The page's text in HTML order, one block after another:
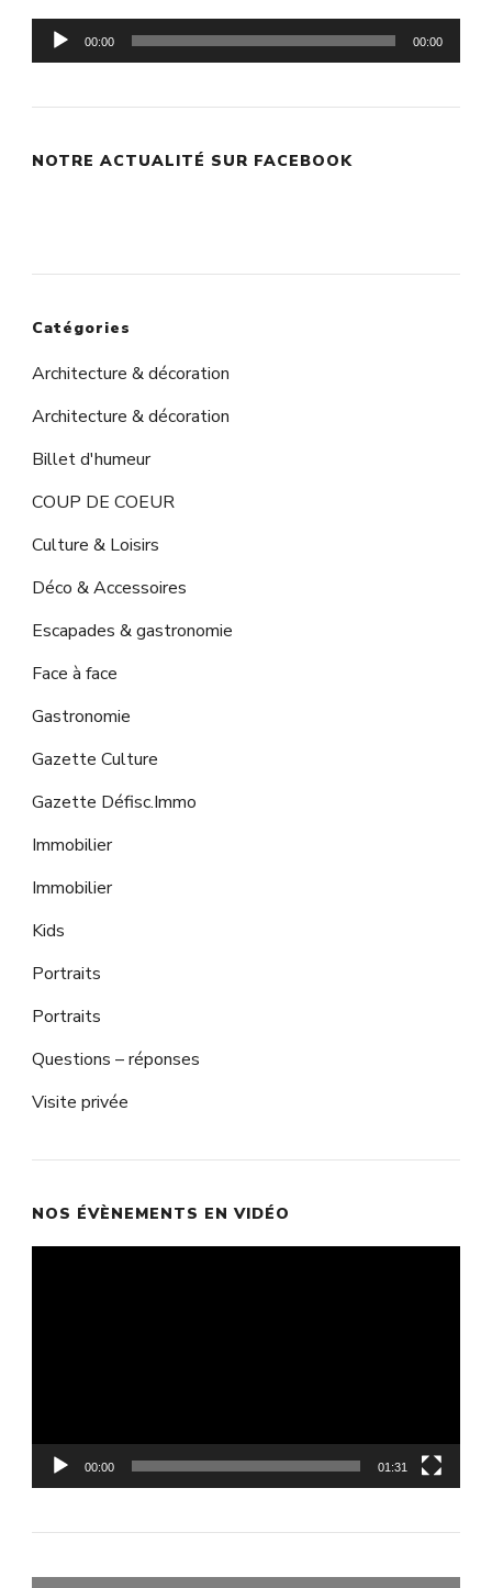
Lecteur
audio
00:00 00:00
NOTRE ACTUALITÉ SUR FACEBOOK
Catégories
Architecture & décoration
Architecture & décoration
Billet d'humeur
COUP DE COEUR
Culture & Loisirs
Déco & Accessoires
Escapades & gastronomie
Face à face
Gastronomie
Gazette Culture
Gazette Défisc.Immo
Immobilier
Immobilier
Kids
Portraits
Portraits
Questions – réponses
Visite privée
NOS ÉVÈNEMENTS EN VIDÉO
00:00 01:31